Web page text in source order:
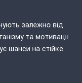
залежно від
та мотивації
шанси на стійке